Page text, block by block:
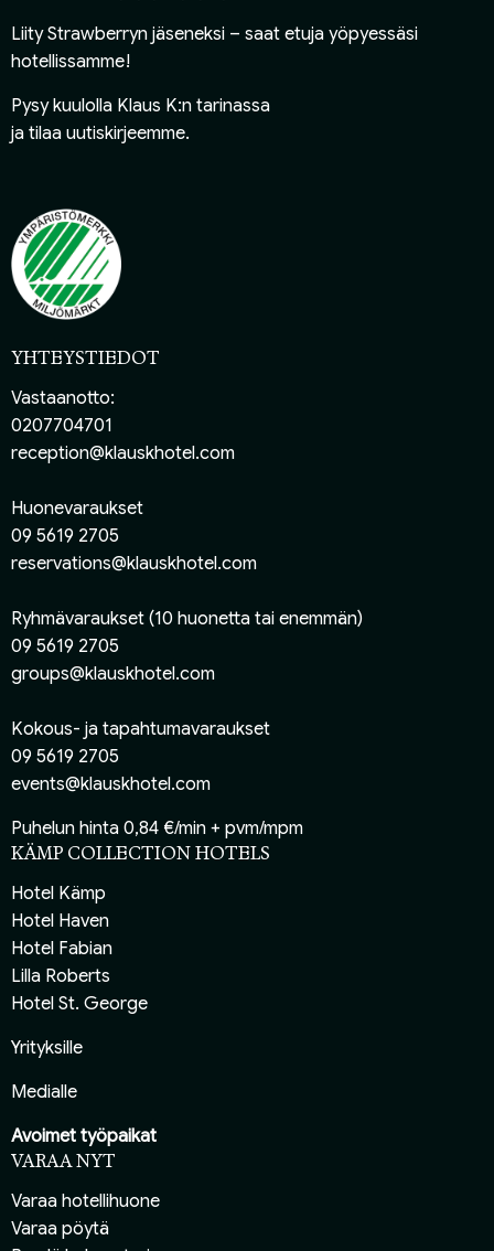
Liity Strawberryn jäseneksi – saat etuja yöpyessäsi
hotellissamme!
Pysy kuulolla Klaus K:n tarinassa
ja tilaa uutiskirjeemme.
YHTEYSTIEDOT
Vastaanotto:
0207704701
reception@klauskhotel.com
Huonevaraukset
09 5619 2705
reservations@klauskhotel.com
Ryhmävaraukset (10 huonetta tai enemmän)
09 5619 2705
groups@klauskhotel.com
Kokous- ja tapahtumavaraukset
09 5619 2705
events@klauskhotel.com
Puhelun hinta 0,84 €/min + pvm/mpm
KÄMP COLLECTION HOTELS
Hotel Kämp
Hotel Haven
Hotel Fabian
Lilla Roberts
Hotel St. George
Yrityksille
Medialle
Avoimet työpaikat
VARAA NYT
Varaa hotellihuone
Varaa pöytä